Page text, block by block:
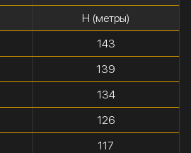
H (метры)
143
139
134
126
117